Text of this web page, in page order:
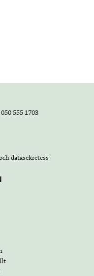
555 1703
datasekretess